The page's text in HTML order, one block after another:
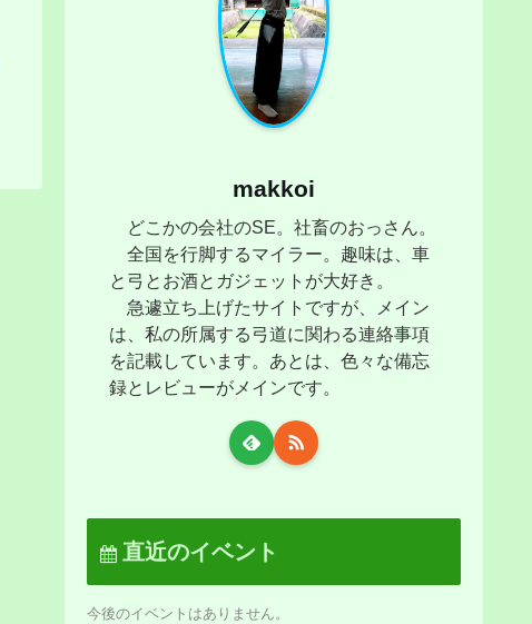
makkoi
どこかの会社のSE。社畜のおっさん。
全国を行脚するマイラー。趣味は、車
と弓とお酒とガジェットが大好き。
急遽立ち上げたサイトですが、メイン
は、私の所属する弓道に関わる連絡事項
を記載しています。あとは、色々な備忘
録とレビューがメインです。
直近のイベント
今後のイベントはありません。